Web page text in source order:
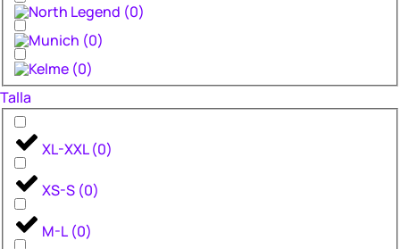
(0)
(0)
(0)
Talla
XL-XXL (0)
XS-S (0)
M-L (0)